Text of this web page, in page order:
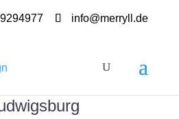
info@merryll.de